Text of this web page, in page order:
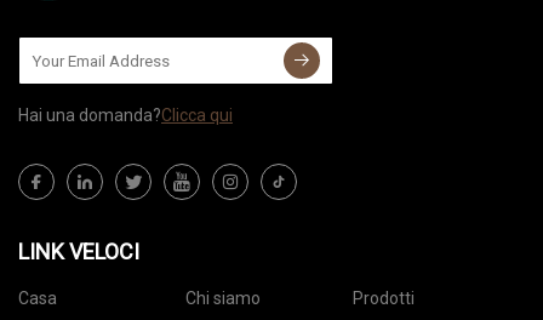
Hai una domanda?Clicca qui
LINK VELOCI
Casa Chi siamo
Prodotti